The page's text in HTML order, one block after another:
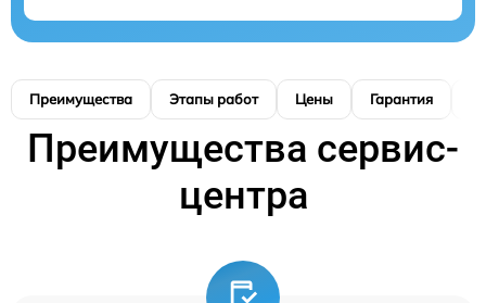
Преимущества Этапы работ Цены Гарантия
Преимущества сервис-
центра